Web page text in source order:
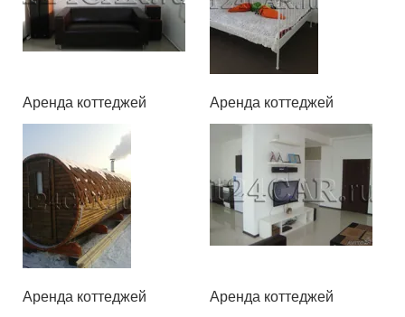
Аренда коттеджей Аренда коттеджей
Аренда коттеджей Аренда коттеджей